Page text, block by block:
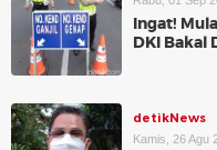
Ingat!
DKI Bakal
detikNews
Kamis, 26 Agu